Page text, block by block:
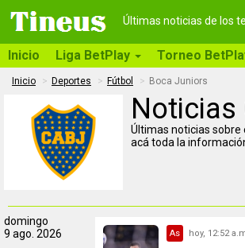
Últimas noticias de los
Inicio Liga BetPlay Torneo
Inicio Deportes Fútbol Boca Juniors
Noticias
Últimas noticias sobre
acá toda la
domingo
9 ago. 2026
As hoy, 12:52